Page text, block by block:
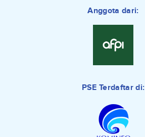
Anggota dari:
PSE Terdaftar di: